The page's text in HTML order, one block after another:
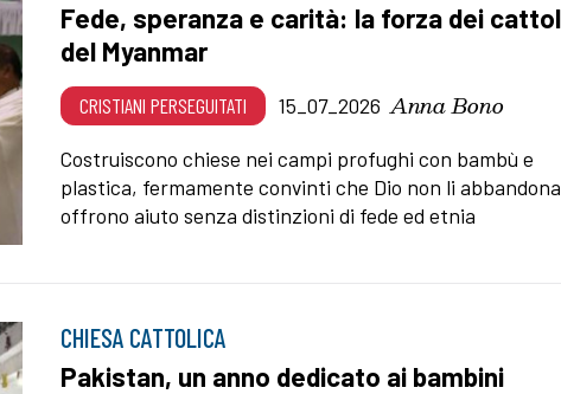
Fede, speranza e carità: la forza dei
del Myanmar
CRISTIANI PERSEGUITATI 15_07_2026 Anna Bono
Costruiscono chiese nei campi profughi con bambù e
plastica, fermamente convinti che Dio non li
offrono aiuto senza distinzioni di fede ed etnia
CHIESA CATTOLICA
Pakistan, un anno dedicato ai bambini